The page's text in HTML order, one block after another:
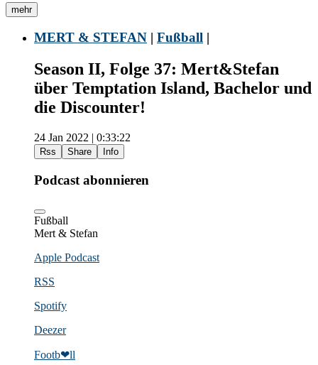
mehr
MERT & STEFAN | Fußball |
Season II, Folge 37: Mert&Stefan
über Temptation Island, Bachelor und
die Discounter!
24 Jan 2022 | 0:33:22
Rss Share Info
Podcast abonnieren
Fußball
Mert & Stefan
Apple Podcast
RSS
Spotify
Deezer
Footb❤ll